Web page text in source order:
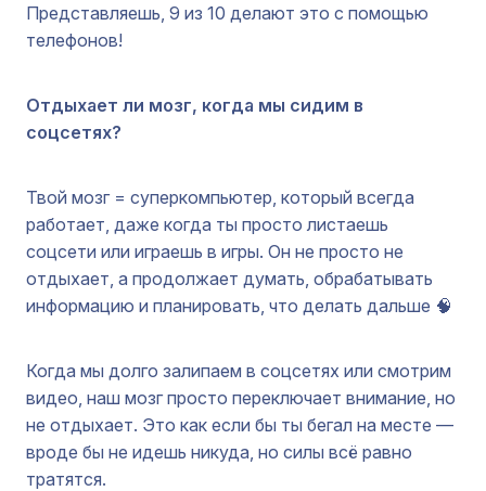
Представляешь, 9 из 10 делают это с помощью
телефонов!
Отдыхает ли мозг, когда мы сидим в
соцсетях?
Твой мозг = суперкомпьютер, который всегда
работает, даже когда ты просто листаешь
соцсети или играешь в игры. Он не просто не
отдыхает, а продолжает думать, обрабатывать
информацию и планировать, что делать дальше 🧠
Когда мы долго залипаем в соцсетях или смотрим
видео, наш мозг просто переключает внимание, но
не отдыхает. Это как если бы ты бегал на месте —
вроде бы не идешь никуда, но силы всё равно
тратятся.